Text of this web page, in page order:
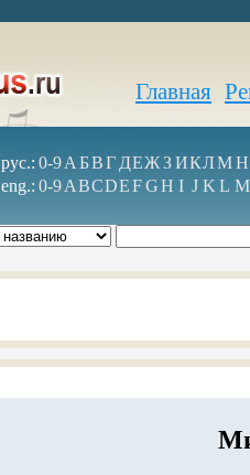
Главная
рус.: 0-9А БВГ ДЕЖ З ИКЛМН
eng.: 0-9ABCDEFGH I J K L M